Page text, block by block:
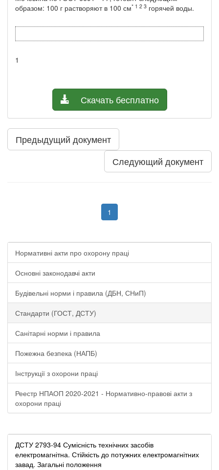
образом: 100 г растворяют в 100 см* 1 2 3 горячей воды.
1
Скачать бесплатно
Предыдущий документ
Следующий документ
1
Нормативні акти про охорону праці
Основні законодавчі акти
Будівельні норми і правила (ДБН, СНиП)
Стандарти (ГОСТ, ДСТУ)
Санітарні норми і правила
Пожежна безпека (НАПБ)
Інструкції з охорони праці
Реестр НПАОП 2020-2021 - Нормативно-правові акти з
охорони праці
ДСТУ 2793-94 Сумісність технічних засобів
електромагнітна. Стійкість до потужних електромагнітних
завад. Загальні положення